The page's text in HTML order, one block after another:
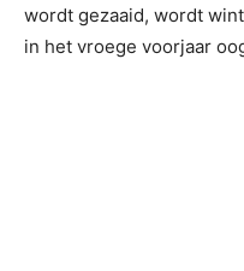
wordt gezaaid, wordt
in het vroege voorjaar